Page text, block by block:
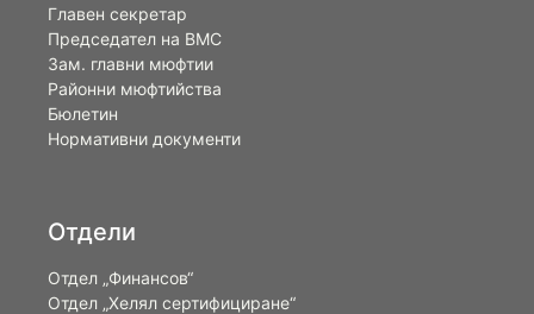
Главен секретар
Председател на ВМС
Зам. главни мюфтии
Районни мюфтийства
Бюлетин
Нормативни документи
Отдели
Отдел „Финансов“
Отдел „Хелял сертифициране“